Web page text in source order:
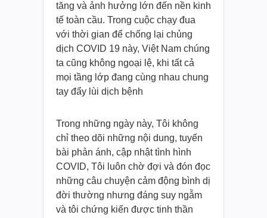
tăng và ảnh hưởng lớn đến nền kinh
tế toàn cầu. Trong cuộc chạy đua
với thời gian để chống lại chủng
dịch COVID 19 này, Việt Nam chúng
ta cũng không ngoại lệ, khi tất cả
mọi tầng lớp đang cùng nhau chung
tay đẩy lùi dịch bệnh
Trong những ngày này, Tôi không
chỉ theo dõi những nội dung, tuyến
bài phản ánh, cập nhật tình hình
COVID, Tôi luôn chờ đợi và đón đọc
những câu chuyện cảm động bình dị
đời thường nhưng đáng suy ngẫm
và tôi chứng kiến được tinh thần